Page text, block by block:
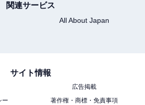
関連サービス
All About Japan
サイト情報
広告掲載
ー
著作権・商標・免責事項